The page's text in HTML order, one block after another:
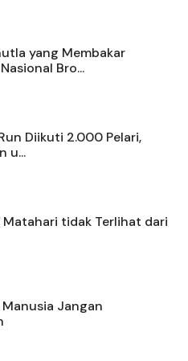
yang Membakar
Bro...
Diikuti 2.000 Pelari,
u...
Matahari tidak Terlihat dari
Jangan